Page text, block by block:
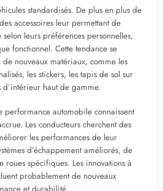
standardisés. De plus en plus de
accessoires leur permettant de
leurs préférences personnelles,
fonctionnel. Cette tendance se
de nouveaux matériaux, comme les
les stickers, les tapis de sol sur
haut de gamme.
performance automobile connaissent
Les conducteurs cherchent des
les performances de leur
d’échappement améliorés, de
roues spécifiques. Les innovations à
probablement de nouveaux